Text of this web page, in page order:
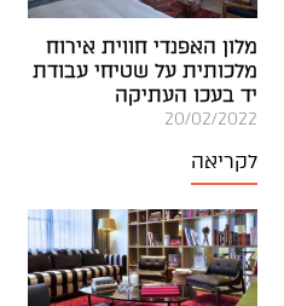
מלון האפנדי חווית אירוח
מלכותית על שטיחי עבודת
יד בעכו העתיקה
20/02/2022
לקריאה